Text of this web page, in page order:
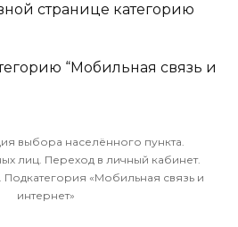
странице категорию
“Мобильная связь и
выбора населённого пункта.
лиц. Переход в личный кабинет.
Подкатегория «Мобильная связь и
интернет»